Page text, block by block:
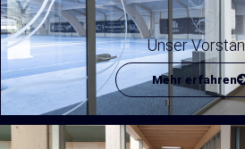
Unser
Mehr erfahren